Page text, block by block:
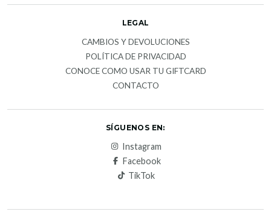
LEGAL
CAMBIOS Y DEVOLUCIONES
POLÍTICA DE PRIVACIDAD
CONOCE COMO USAR TU GIFTCARD
CONTACTO
SÍGUENOS EN:
Instagram
Facebook
TikTok